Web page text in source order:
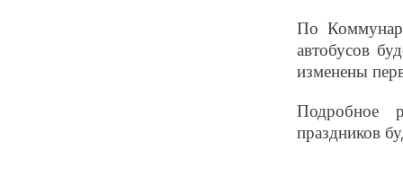
По
автобусов
изменены
Подробное
праздников